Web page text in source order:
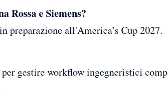
e Siemens?
all'America’s Cup 2027.
gestire workflow ingegneristici